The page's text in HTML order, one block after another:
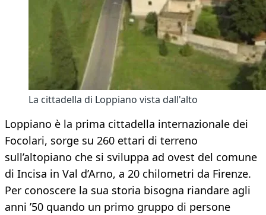
La cittadella di Loppiano vista dall'alto
Loppiano è la prima cittadella internazionale dei
Focolari, sorge su 260 ettari di terreno
sull’altopiano che si sviluppa ad ovest del comune
di Incisa in Val d’Arno, a 20 chilometri da Firenze.
Per conoscere la sua storia bisogna riandare agli
anni ’50 quando un primo gruppo di persone